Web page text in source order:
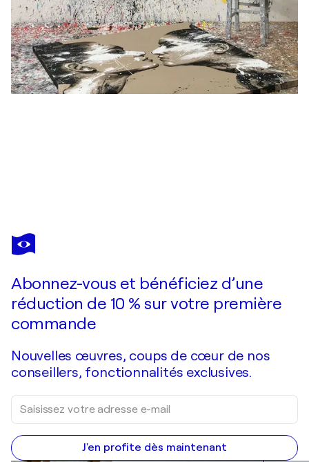
MARIO HENRIQUE
Somnium No. 7 (Series III)
Abonnez-vous et bénéficiez d’une
réduction de 10 % sur votre première
commande
Nouvelles œuvres, coups de cœur de nos
conseillers, fonctionnalités exclusives.
J'en profite dès maintenant